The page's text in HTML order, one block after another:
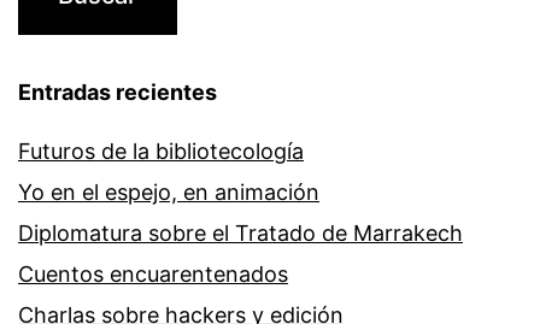
Entradas recientes
Futuros de la bibliotecología
Yo en el espejo, en animación
Diplomatura sobre el Tratado de Marrakech
Cuentos encuarentenados
Charlas sobre hackers y edición